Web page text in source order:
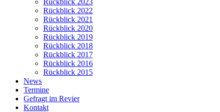
Rückblick 2023
Rückblick 2022
Rückblick 2021
Rückblick 2020
Rückblick 2019
Rückblick 2018
Rückblick 2017
Rückblick 2016
Rückblick 2015
News
Termine
Gefragt im Revier
Kontakt